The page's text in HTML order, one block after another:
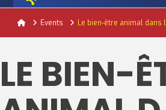
ACTUALITÉ DE L'UNION EUROPÉENNE, ACTUALITÉ DE LA REPRÉSENTATION
JUILLET 24,
HomeEvents Le bien-être animal dans
LE BIEN-